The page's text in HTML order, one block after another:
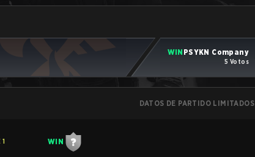
WIN PSYKN Company
5 Votos
DATOS DE PARTIDO LIMITADOS
1 WIN